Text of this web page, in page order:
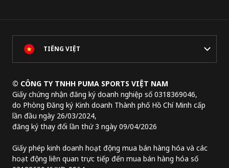
TIẾNG VIỆT
© CÔNG TY TNHH PUMA SPORTS VIỆT NAM
Giấy chứng nhận đăng ký doanh nghiệp số 0318369046,
do Phòng Đăng ký Kinh doanh Thành phố Hồ Chí Minh cấp
lần đầu ngày 26/03/2024,
đăng ký thay đổi lần thứ 3 ngày 09/04/2026
Giấy phép kinh doanh hoạt động mua bán hàng hóa và các
hoạt động liên quan trực tiếp đến mua bán hàng hóa số